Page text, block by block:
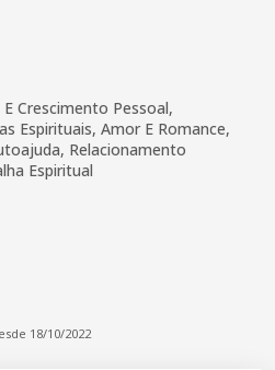
Crescimento Pessoal,
Espirituais, Amor E Romance,
Relacionamento
Espiritual
18/10/2022